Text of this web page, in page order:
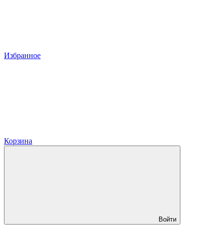
Избранное
Корзина
Войти